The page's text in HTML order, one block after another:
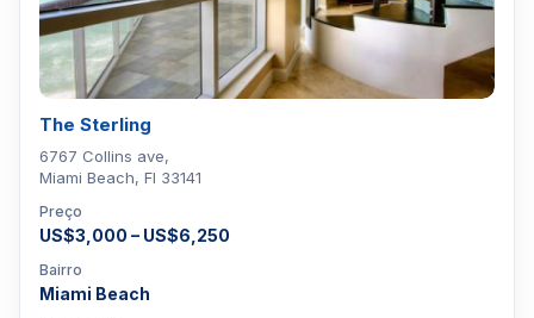
The Sterling
6767 Collins ave,
Miami Beach, Fl 33141
Preço
US$3,000 – US$6,250
Bairro
Miami Beach